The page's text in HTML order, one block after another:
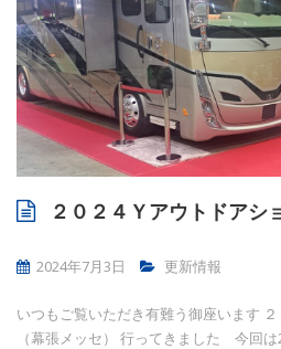
２０２４Ｙアウトドアシ
2024年7月3日 更新情報
いつもご覧いただき有難う御座います
（幕張メッセ） 行ってきました 今回